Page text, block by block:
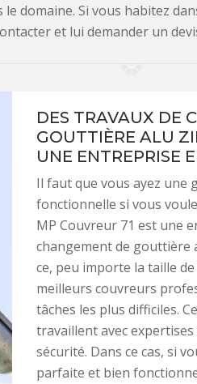
domaine. Si vous habitez
et lui demander un
DES TRAVAUX DE
GOUTTIÈRE ALU
UNE ENTREPRISE
Il faut que vous ayez une
fonctionnelle si vous
MP Couvreur 71 est une
changement de gouttière
ce, peu importe la taille
meilleurs couvreurs
tâches les plus difficiles.
travaillent avec
sécurité. Dans ce cas, si
parfaite et bien